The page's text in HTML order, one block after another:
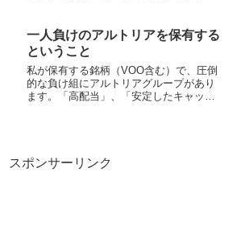
た。本当の下落ってそんなもんじゃなか
ったんですね。底が見えない...
一人負けのアルトリアを保有する
ということ
私が保有する銘柄（VOO含む）で、圧倒
的な負け組にアルトリアグループがあり
ます。「高配当」、「安定したキャッシ
スポンサーリンク